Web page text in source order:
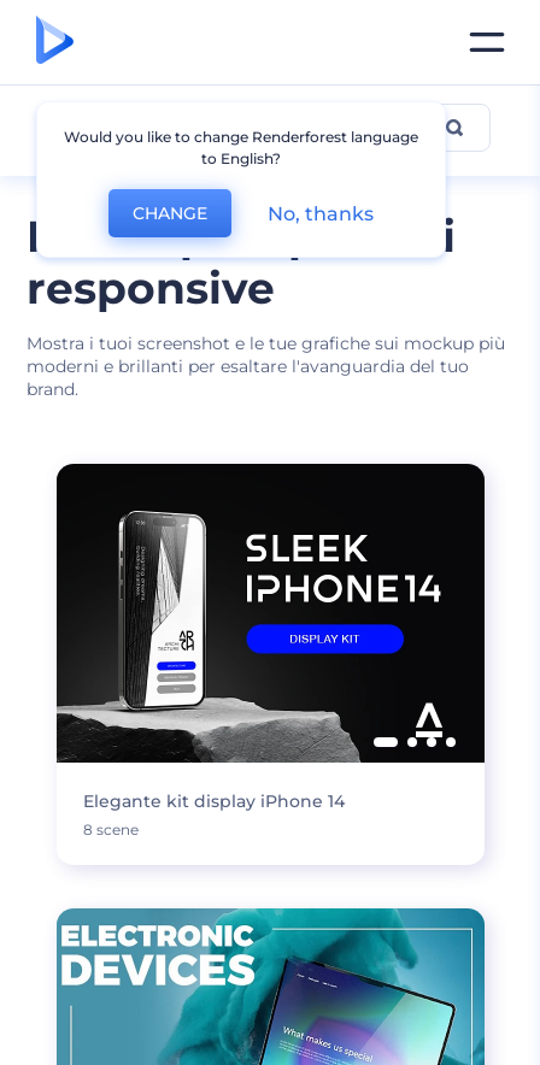
Mockup dispositivi
responsive
Mostra i tuoi screenshot e le tue grafiche sui mockup più
moderni e brillanti per esaltare l'avanguardia del tuo
brand.
Dispositivi
Elegante kit display iPhone 14
8 scene
Would you like to change Renderforest language
to English?
CHANGE No, thanks